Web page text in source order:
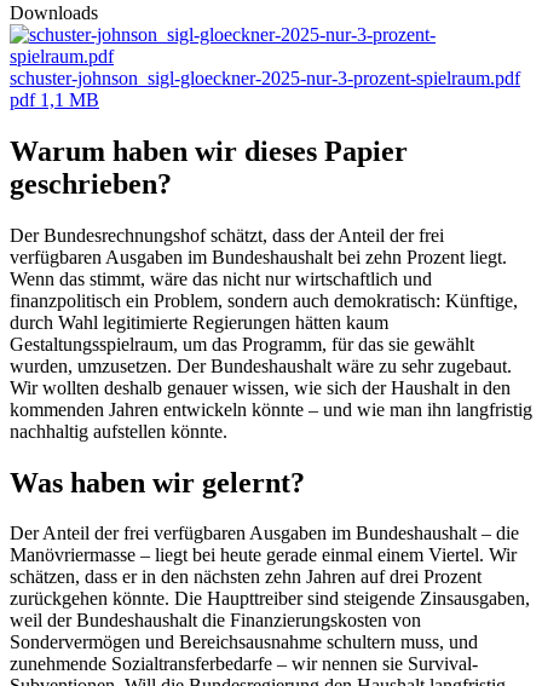
Downloads
schuster-johnson_sigl-gloeckner-2025-nur-3-prozent-spielraum.pdf
pdf 1,1 MB
Warum haben wir dieses Papier
geschrieben?
Der Bundesrechnungshof schätzt, dass der Anteil der frei
verfügbaren Ausgaben im Bundeshaushalt bei zehn Prozent liegt.
Wenn das stimmt, wäre das nicht nur wirtschaftlich und
finanzpolitisch ein Problem, sondern auch demokratisch: Künftige,
durch Wahl legitimierte Regierungen hätten kaum
Gestaltungsspielraum, um das Programm, für das sie gewählt
wurden, umzusetzen. Der Bundeshaushalt wäre zu sehr zugebaut.
Wir wollten deshalb genauer wissen, wie sich der Haushalt in den
kommenden Jahren entwickeln könnte – und wie man ihn langfristig
nachhaltig aufstellen könnte.
Was haben wir gelernt?
Der Anteil der frei verfügbaren Ausgaben im Bundeshaushalt – die
Manövriermasse – liegt bei heute gerade einmal einem Viertel. Wir
schätzen, dass er in den nächsten zehn Jahren auf drei Prozent
zurückgehen könnte. Die Haupttreiber sind steigende Zinsausgaben,
weil der Bundeshaushalt die Finanzierungskosten von
Sondervermögen und Bereichsausnahme schultern muss, und
zunehmende Sozialtransferbedarfe – wir nennen sie Survival-